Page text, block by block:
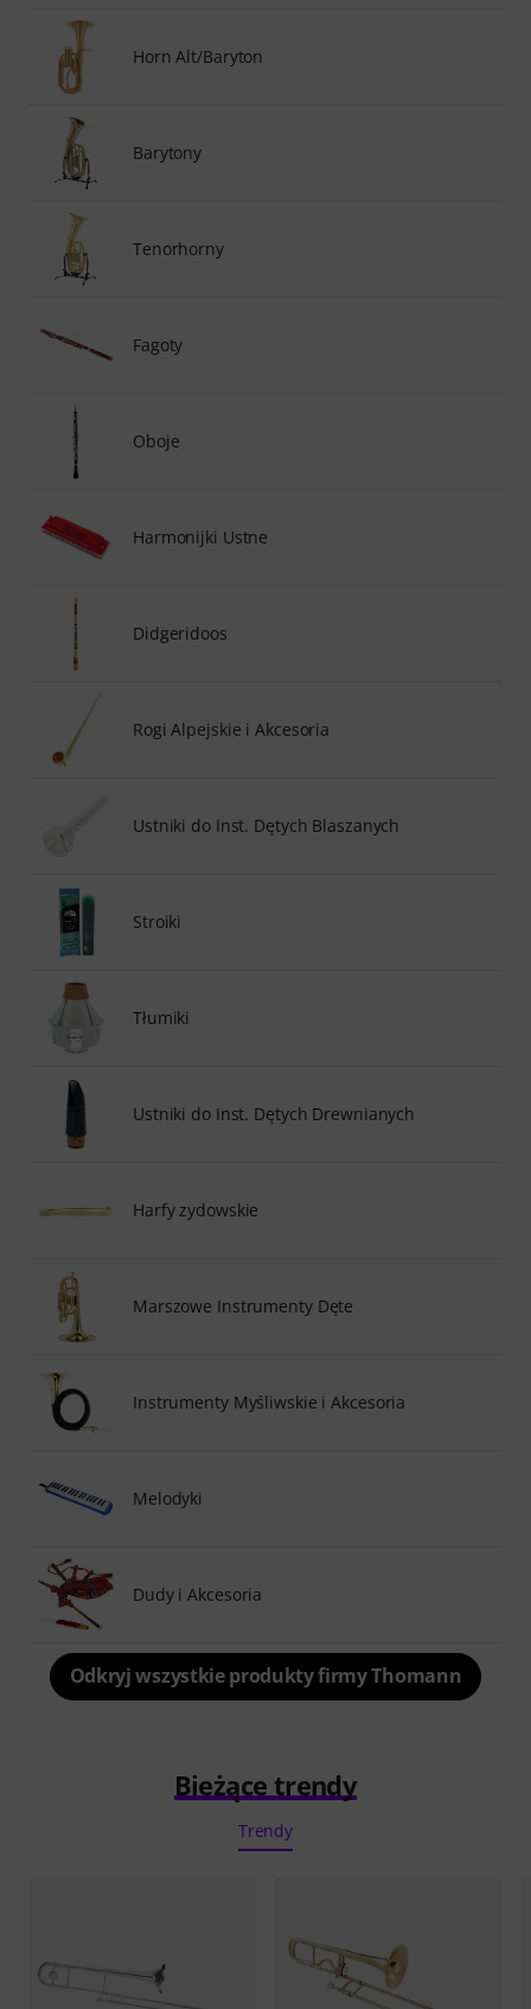
Horn Alt/Baryton
Barytony
Tenorhorny
Fagoty
Oboje
Harmonijki Ustne
Didgeridoos
Rogi Alpejskie i Akcesoria
Ustniki do Inst. Dętych Blaszanych
Stroiki
Tłumiki
Ustniki do Inst. Dętych Drewnianych
Harfy zydowskie
Marszowe Instrumenty Dęte
Instrumenty Myśliwskie i Akcesoria
Melodyki
Dudy i Akcesoria
Odkryj wszystkie produkty firmy Thomann
Bieżące trendy
Trendy